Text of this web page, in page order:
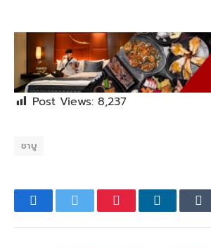
Post Views: 8,237
ชาบู
FacebookTwitterPinterestLinkedIn